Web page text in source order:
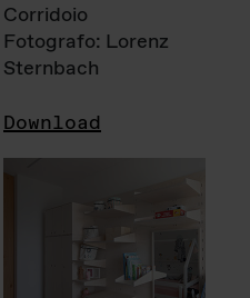
Corridoio
Fotografo: Lorenz
Sternbach
Download